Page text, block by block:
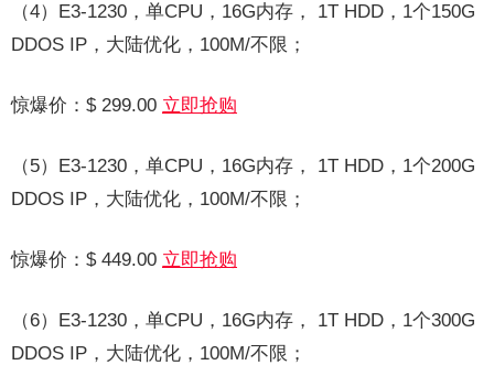
（4）E3-1230，单CPU，16G内存， 1T HDD，1个150G
DDOS IP，大陆优化，100M/不限；
惊爆价：$ 299.00 立即抢购
（5）E3-1230，单CPU，16G内存， 1T HDD，1个200G
DDOS IP，大陆优化，100M/不限；
惊爆价：$ 449.00 立即抢购
（6）E3-1230，单CPU，16G内存， 1T HDD，1个300G
DDOS IP，大陆优化，100M/不限；